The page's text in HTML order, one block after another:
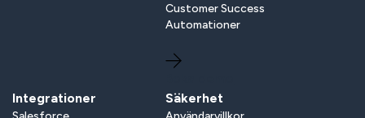
Customer Success
Automationer
Integrationer
Säkerhet